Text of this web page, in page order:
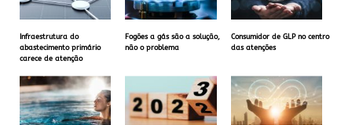
Infraestrutura do
abastecimento primário
carece de atenção
Fogões a gás são a solução,
não o problema
Consumidor de GLP no centro
das atenções